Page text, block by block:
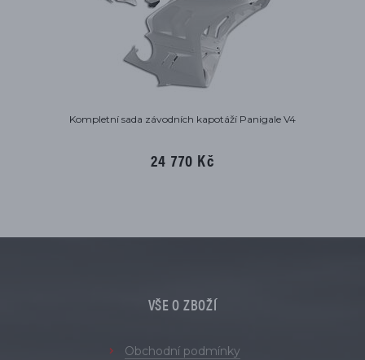
Kompletní sada závodních kapotáží Panigale V4
24 770 Kč
VŠE O ZBOŽÍ
Obchodní podmínky